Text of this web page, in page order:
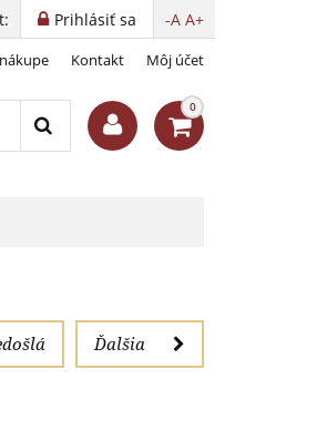
-A A+
Prihlásiť sa
Kontakt Môj účet
0
Ďalšia
kusov